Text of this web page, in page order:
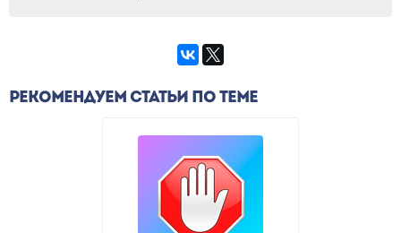
РЕКОМЕНДУЕМ СТАТЬИ ПО ТЕМЕ